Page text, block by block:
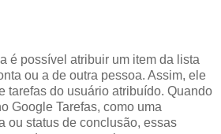
é possível atribuir um item da lista
ou a de outra pessoa. Assim, ele
tarefas do usuário atribuído. Quando
Google Tarefas, como uma
ou status de conclusão, essas